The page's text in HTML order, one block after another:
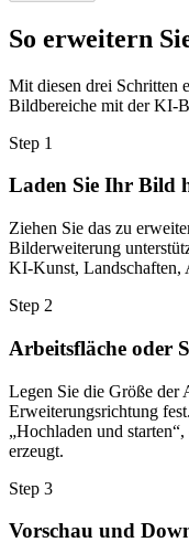
So erweitern
Mit diesen drei Schritten
Bildbereiche mit der KI-
Step 1
Laden Sie Ihr Bild
Ziehen Sie das zu
Bilderweiterung
KI-Kunst, Landschaften,
Step 2
Arbeitsfläche oder
Legen Sie die Größe der
Erweiterungsrichtung
„Hochladen und
erzeugt.
Step 3
Vorschau und